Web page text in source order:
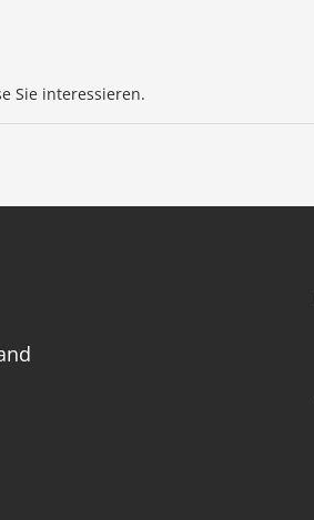
Sie interessieren.